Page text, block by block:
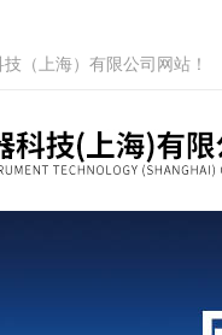
（上海）有限公司网站！